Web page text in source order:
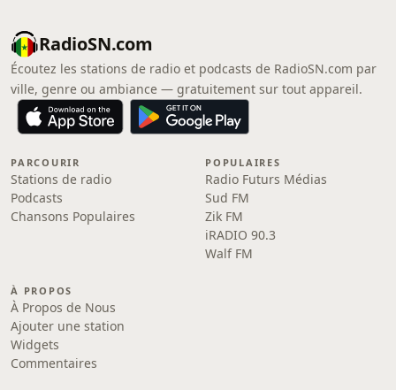
RadioSN.com
Écoutez les stations de radio et podcasts de RadioSN.com par
ville, genre ou ambiance — gratuitement sur tout appareil.
PARCOURIR
Stations de radio
Podcasts
Chansons Populaires
POPULAIRES
Radio Futurs Médias
Sud FM
Zik FM
iRADIO 90.3
Walf FM
À PROPOS
À Propos de Nous
Ajouter une station
Widgets
Commentaires